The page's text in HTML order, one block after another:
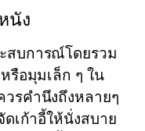
นัง
สบการณ์โดยรวม
รือมุมเล็ก ๆ ใน
รคำนึงถึงหลายๆ
เก้าอี้ให้นั่งสบาย